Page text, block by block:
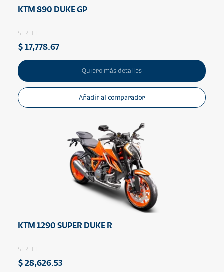
KTM 890 DUKE GP
STREET
$ 17,778.67
Quiero más detalles
Añadir al comparador
KTM 1290 SUPER DUKE R
STREET
$ 28,626.53